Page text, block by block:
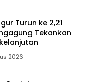
Turun ke 2,21
Tekankan
2026